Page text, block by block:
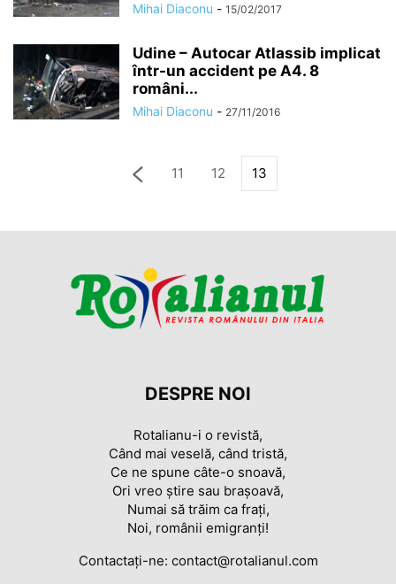
Mihai Diaconu - 15/02/2017
Udine – Autocar Atlassib implicat
într-un accident pe A4. 8
români...
Mihai Diaconu - 27/11/2016
11 12 13
DESPRE NOI
Rotalianu-i o revistă,
Când mai veselă, când tristă,
Ce ne spune câte-o snoavă,
Ori vreo știre sau braşoavă,
Numai să trăim ca frați,
Noi, românii emigranți!
Contactați-ne: contact@rotalianul.com